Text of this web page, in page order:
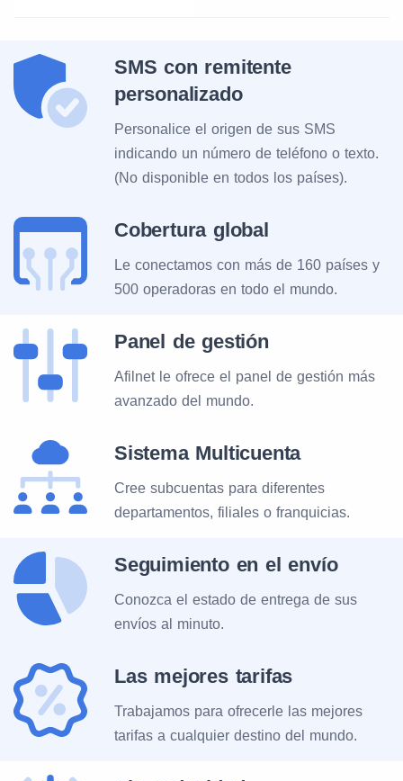
SMS con remitente
personalizado
Personalice el origen de sus SMS
indicando un número de teléfono o texto.
(No disponible en todos los países).
Cobertura global
Le conectamos con más de 160 países y
500 operadoras en todo el mundo.
Panel de gestión
Afilnet le ofrece el panel de gestión más
avanzado del mundo.
Sistema Multicuenta
Cree subcuentas para diferentes
departamentos, filiales o franquicias.
Seguimiento en el envío
Conozca el estado de entrega de sus
envíos al minuto.
Las mejores tarifas
Trabajamos para ofrecerle las mejores
tarifas a cualquier destino del mundo.